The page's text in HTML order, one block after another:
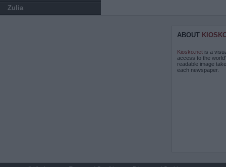
Zulia
ABOUT
Kiosko.net is a
access to the
readable image
each newspaper.